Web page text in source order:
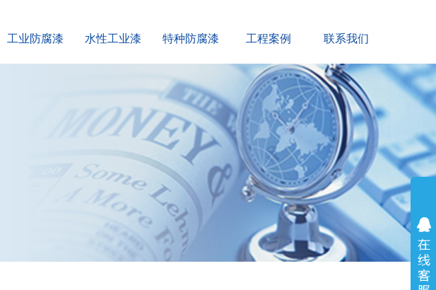
工业防腐漆 水性工业漆 特种防腐漆 工程案例 联系我们